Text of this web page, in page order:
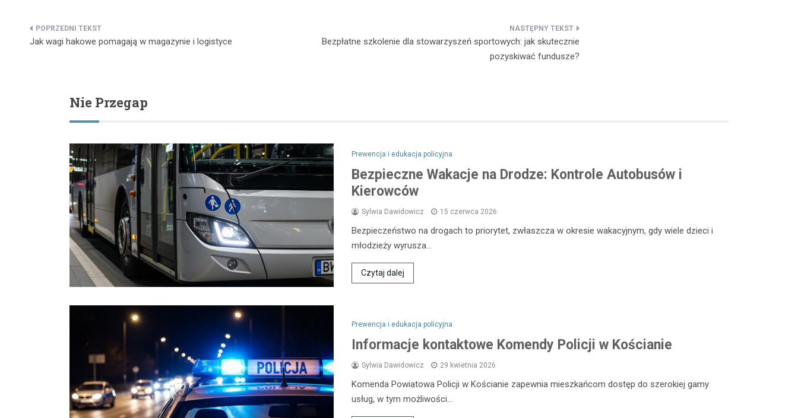
Nawigacja
Jak wagi hakowe pomagają w magazynie i logistyce
Bezpłatne szkolenie dla stowarzyszeń sportowych: jak skutecznie
pozyskiwać fundusze?
Nie Przegap
Prewencja i edukacja policyjna
Bezpieczne Wakacje na Drodze: Kontrole Autobusów i
Kierowców
Sylwia Dawidowicz 15 czerwca 2026
Bezpieczeństwo na drogach to priorytet, zwłaszcza w okresie wakacyjnym, gdy wiele dzieci i
młodzieży wyrusza…
Czytaj dalej
Prewencja i edukacja policyjna
Informacje kontaktowe Komendy Policji w Kościanie
Sylwia Dawidowicz 29 kwietnia 2026
Komenda Powiatowa Policji w Kościanie zapewnia mieszkańcom dostęp do szerokiej gamy
usług, w tym możliwości…